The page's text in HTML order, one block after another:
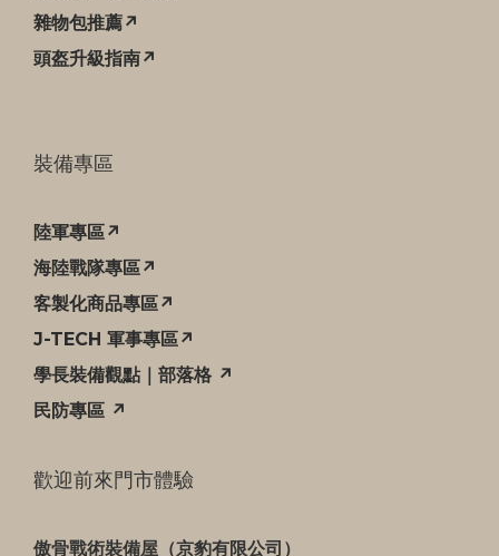
雜物包推薦↗
頭盔升級指南↗
裝備專區
陸軍專區↗
海陸戰隊專區↗
客製化商品專區↗
J-TECH 軍事專區↗
學長裝備觀點｜部落格 ↗
民防專區 ↗
歡迎前來門市體驗
傲骨戰術裝備屋（京豹有限公司）